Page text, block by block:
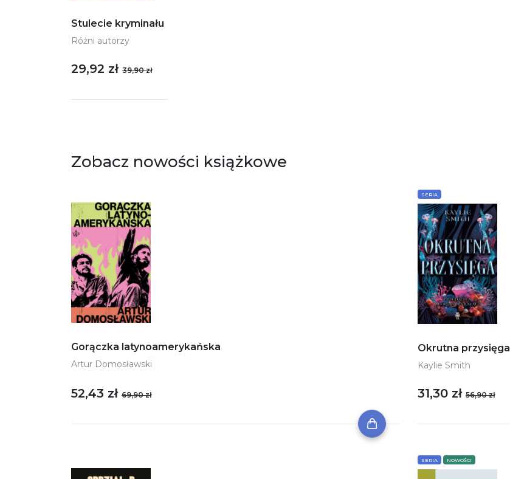
Stulecie kryminału
Różni autorzy
29,92 zł 39,90 zł
Zobacz nowości książkowe
Gorączka latynoamerykańska
Artur Domosławski
52,43 zł 69,90 zł
SERIA
Okrutna przysięga
Kaylie Smith
31,30 zł 56,90 zł
SERIA NOWOŚCI